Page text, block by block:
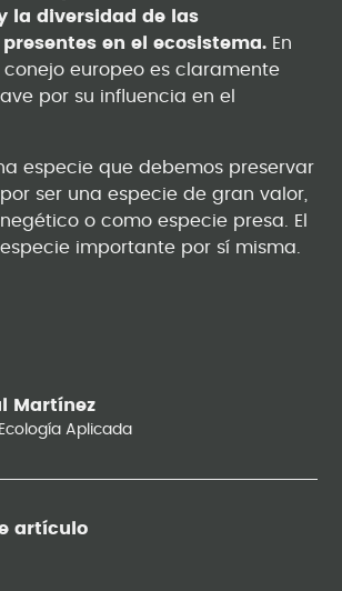
Martínez
Aplicada
artículo
la diversidad de las
en el ecosistema. En
conejo europeo es claramente
por su influencia en el
especie que debemos preservar
ser una especie de gran valor,
o como especie presa. El
importante por sí misma.